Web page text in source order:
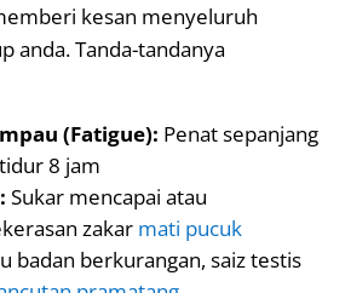
kesan menyeluruh
anda. Tanda-tandanya
(Fatigue): Penat sepanjang
8 jam
Sukar mencapai atau
zakar mati pucuk
badan berkurangan, saiz testis